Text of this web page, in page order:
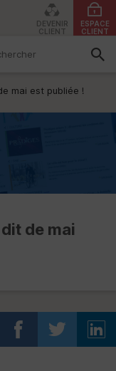
DEVENIR
CLIENT
ESPACE
CLIENT
mai est publiée !
de mai